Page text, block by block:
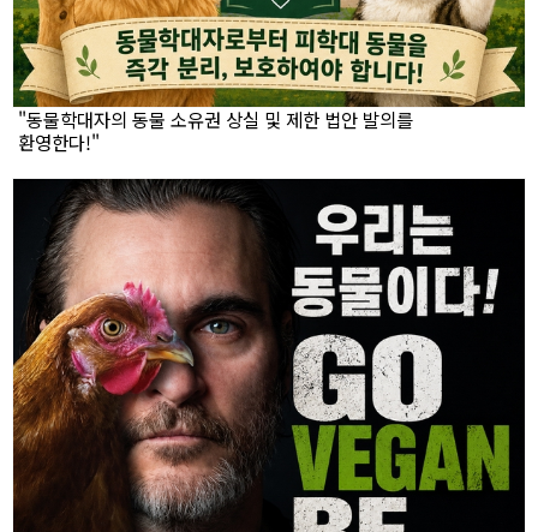
"동물학대자의 동물 소유권 상실 및 제한 법안 발의를
환영한다!"